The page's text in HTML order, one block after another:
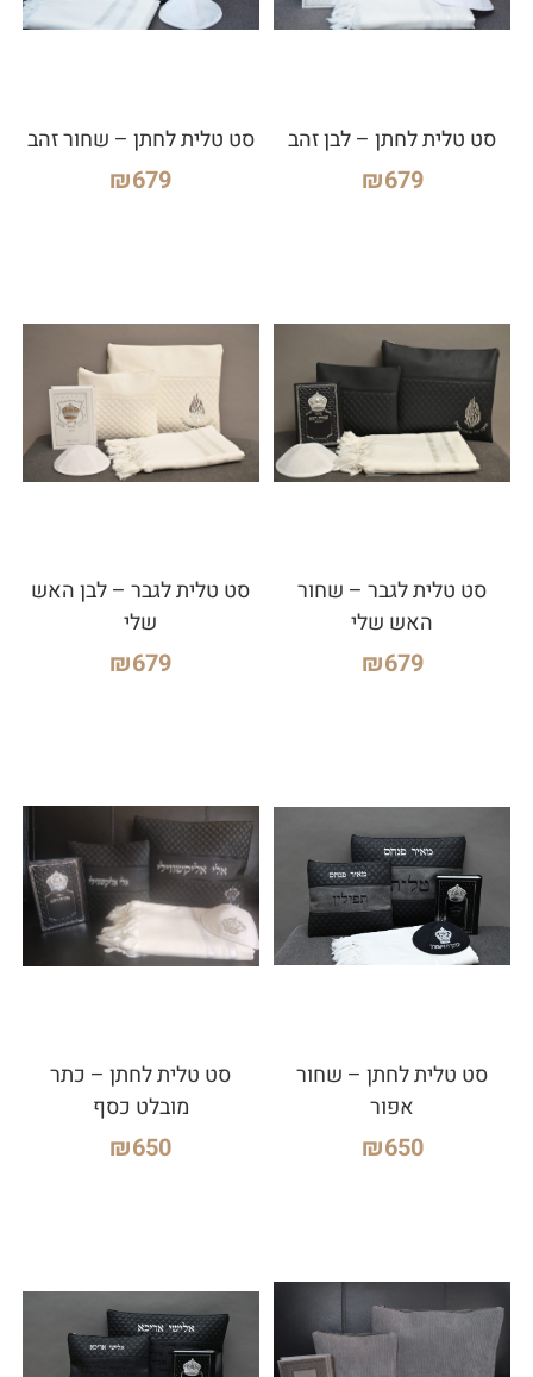
סט טלית לחתן – לבן זהב
₪679
סט טלית לחתן – שחור זהב
₪679
סט טלית לגבר – שחור
האש שלי
₪679
סט טלית לגבר – לבן האש
שלי
₪679
סט טלית לחתן – שחור
אפור
₪650
סט טלית לחתן – כתר
מובלט כסף
₪650